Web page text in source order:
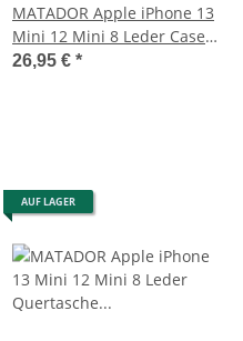
MATADOR Apple iPhone 13
Mini 12 Mini 8 Leder Case
Tasche Braun
26,95 € *
AUF LAGER